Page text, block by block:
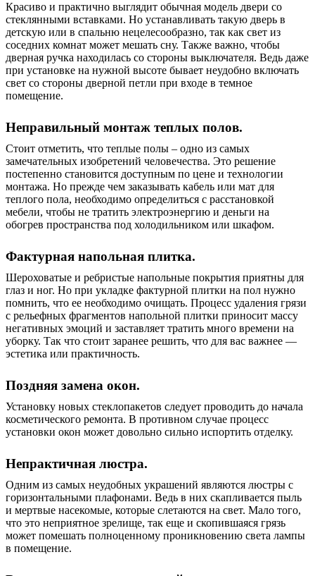
Красиво и практично выглядит обычная модель двери со
стеклянными вставками. Но устанавливать такую ​​дверь в
детскую или в спальню нецелесообразно, так как свет из
соседних комнат может мешать сну. Также важно, чтобы
дверная ручка находилась со стороны выключателя. Ведь даже
при установке на нужной высоте бывает неудобно включать
свет со стороны дверной петли при входе в темное
помещение.
Неправильный монтаж теплых полов.
Стоит отметить, что теплые полы – одно из самых
замечательных изобретений человечества. Это решение
постепенно становится доступным по цене и технологии
монтажа. Но прежде чем заказывать кабель или мат для
теплого пола, необходимо определиться с расстановкой
мебели, чтобы не тратить электроэнергию и деньги на
обогрев пространства под холодильником или шкафом.
Фактурная напольная плитка.
Шероховатые и ребристые напольные покрытия приятны для
глаз и ног. Но при укладке фактурной плитки на пол нужно
помнить, что ее необходимо очищать. Процесс удаления грязи
с рельефных фрагментов напольной плитки приносит массу
негативных эмоций и заставляет тратить много времени на
уборку. Так что стоит заранее решить, что для вас важнее —
эстетика или практичность.
Поздняя замена окон.
Установку новых стеклопакетов следует проводить до начала
косметического ремонта. В противном случае процесс
установки окон может довольно сильно испортить отделку.
Непрактичная люстра.
Одним из самых неудобных украшений являются люстры с
горизонтальными плафонами. Ведь в них скапливается пыль
и мертвые насекомые, которые слетаются на свет. Мало того,
что это неприятное зрелище, так еще и скопившаяся грязь
может помешать полноценному проникновению света лампы
в помещение.